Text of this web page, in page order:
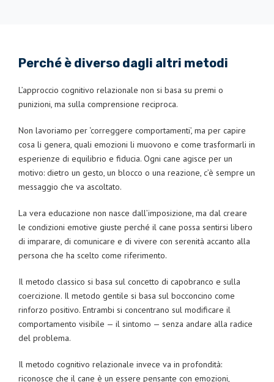
Perché è diverso dagli altri metodi
L’approccio cognitivo relazionale non si basa su premi o
punizioni, ma sulla comprensione reciproca.
Non lavoriamo per ‘correggere comportamenti’, ma per capire
cosa li genera, quali emozioni li muovono e come trasformarli in
esperienze di equilibrio e fiducia. Ogni cane agisce per un
motivo: dietro un gesto, un blocco o una reazione, c’è sempre un
messaggio che va ascoltato.
La vera educazione non nasce dall’imposizione, ma dal creare
le condizioni emotive giuste perché il cane possa sentirsi libero
di imparare, di comunicare e di vivere con serenità accanto alla
persona che ha scelto come riferimento.
Il metodo classico si basa sul concetto di capobranco e sulla
coercizione. Il metodo gentile si basa sul bocconcino come
rinforzo positivo. Entrambi si concentrano sul modificare il
comportamento visibile — il sintomo — senza andare alla radice
del problema.
Il metodo cognitivo relazionale invece va in profondità:
riconosce che il cane è un essere pensante con emozioni,